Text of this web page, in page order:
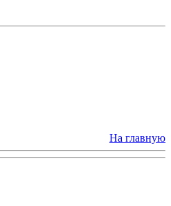
На главную